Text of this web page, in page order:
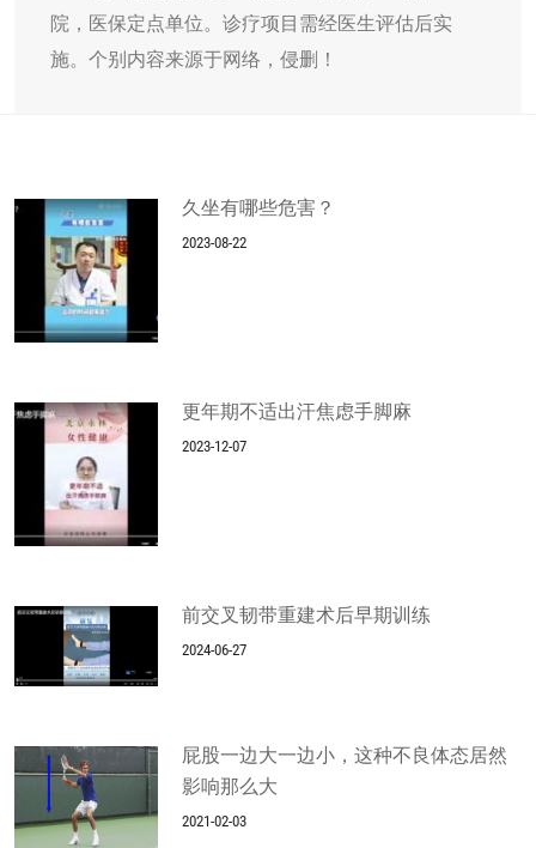
院，医保定点单位。诊疗项目需经医生评估后实
施。个别内容来源于网络，侵删！
久坐有哪些危害？
2023-08-22
更年期不适出汗焦虑手脚麻
2023-12-07
前交叉韧带重建术后早期训练
2024-06-27
屁股一边大一边小，这种不良体态居然
影响那么大
2021-02-03